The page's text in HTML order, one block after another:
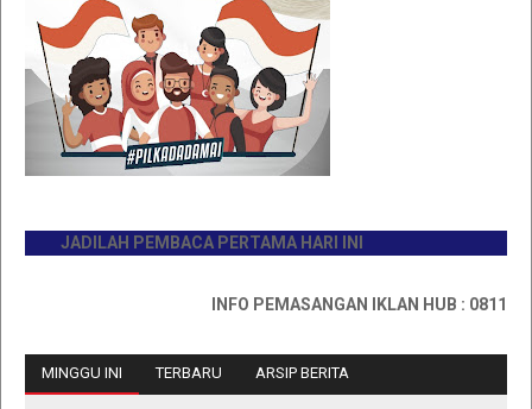
JADILAH PEMBACA PERTAMA HARI INI
INFO PEMASANGAN IKLAN HUB : 0811767335
MINGGU INI TERBARU ARSIP BERITA